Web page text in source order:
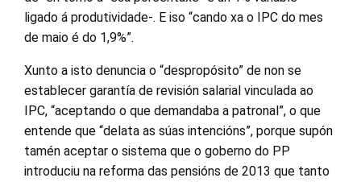
ligado á produtividade-. E iso “cando xa o IPC do mes
de maio é do 1,9%”.
Xunto a isto denuncia o “despropósito” de non se
establecer garantía de revisión salarial vinculada ao
IPC, “aceptando o que demandaba a patronal”, o que
entende que “delata as súas intencións”, porque supón
tamén aceptar o sistema que o goberno do PP
introduciu na reforma das pensións de 2013 que tanto